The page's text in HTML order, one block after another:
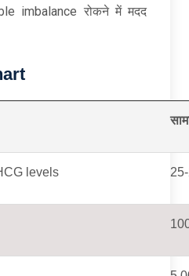
imbalance रोकने में मदद
levels